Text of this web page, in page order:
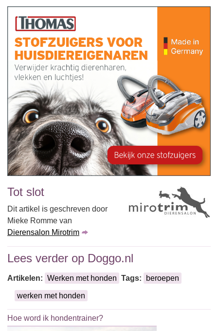
Tot slot
Dit artikel is geschreven door
Mieke Romme van
Dierensalon Mirotrim
Lees verder op Doggo.nl
Artikelen: Werken met honden Tags: beroepen
werken met honden
Hoe word ik hondentrainer?